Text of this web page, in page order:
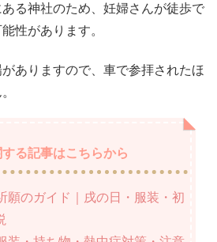
る神社のため、妊婦さんが徒歩で
性があります。
ありますので、車で参拝されたほ
る記事はこちらから
願のガイド｜戌の日・服装・初